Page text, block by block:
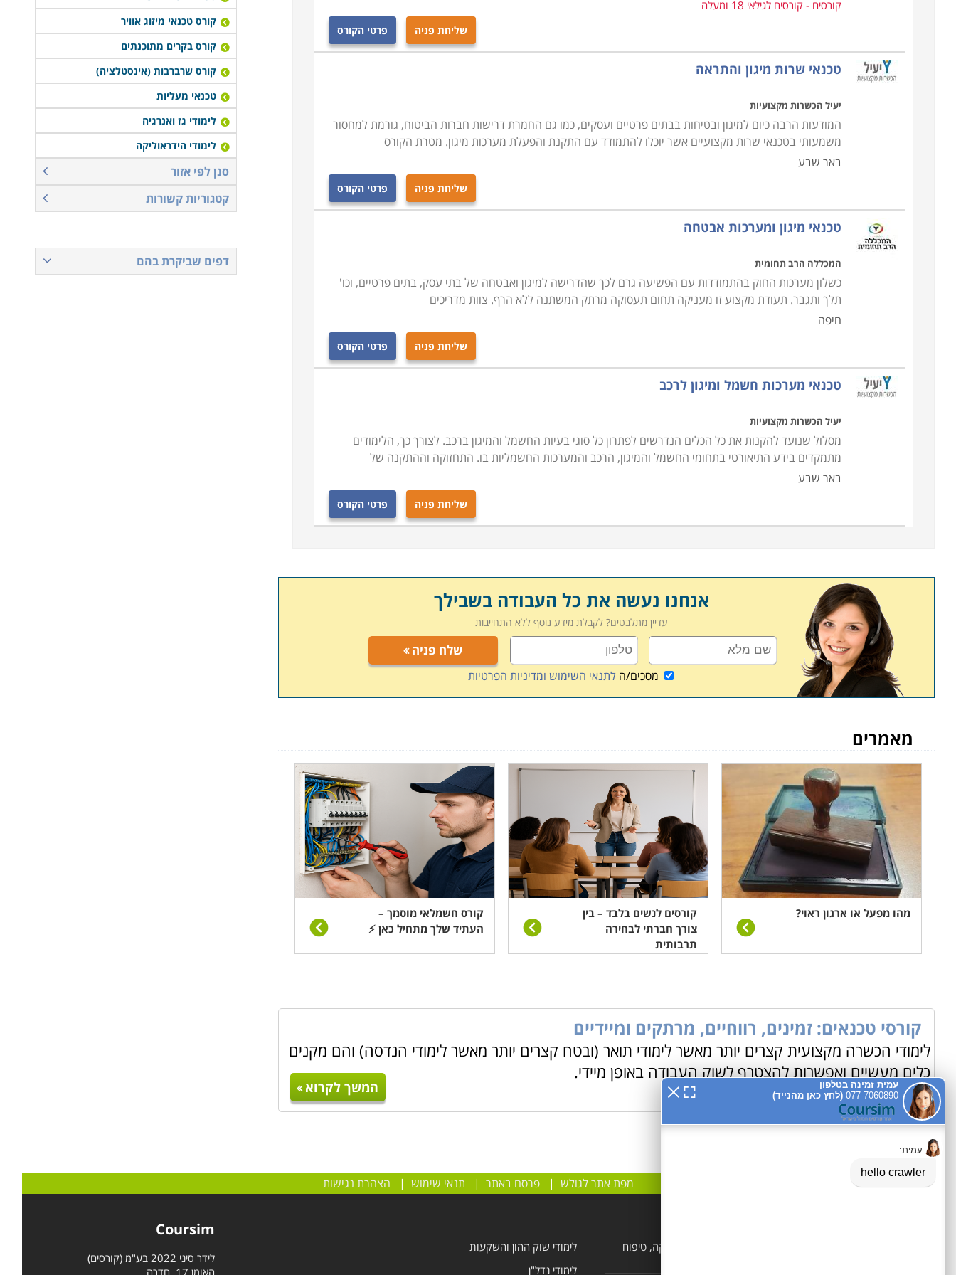
קורסים - קורסים לגילאי 18 ומעלה
שליחת פניה פרטי הקורס
טכנאי שרות מיגון והתראה
יעיל הכשרות מקצועיות
המודעות הרבה כיום למיגון ובטיחות בבתים פרטיים ועסקים, כמו גם החמרת דרישות חברות הביטוח, גורמת למחסור
משמעותי בטכנאי שרות מקצועיים אשר יוכלו להתמודד עם התקנת והפעלת מערכות מיגון. מטרת הקורס
באר שבע
שליחת פניה פרטי הקורס
טכנאי מיגון ומערכות אבטחה
המכללה הרב תחומית
כשלון מערכות החוק בהתמודדות עם הפשיעה גרם לכך שהדרישה למיגון ואבטחה של בתי עסק, בתים פרטיים, וכו'
תלך ותגבר. תעודת מקצוע זו מעניקה תחום תעסוקה מרתק המשתנה ללא הרף. צוות מדריכים
חיפה
שליחת פניה פרטי הקורס
טכנאי מערכות חשמל ומיגון לרכב
יעיל הכשרות מקצועיות
מסלול שנועד להקנות את כל הכלים הנדרשים לפתרון כל סוגי בעיות החשמל והמיגון ברכב. לצורך כך, הלימודים
מתמקדים בידע התיאורטי בתחומי החשמל והמיגון, הרכב והמערכות החשמליות בו. התחזוקה וההתקנה של
באר שבע
שליחת פניה פרטי הקורס
אנחנו נעשה את כל העבודה בשבילך
עדיין מתלבטים? לקבלת מידע נוסף ללא התחייבות
שלח פניה
מסכים/הלתנאי השימוש ומדיניות הפרטיות
מאמרים
מהו מפעל או ארגון ראוי?
קורסים לנשים בלבד – בין
צורך חברתי לבחירה
תרבותית
קורס חשמלאי מוסמך –
העתיד שלך מתחיל כאן ⚡
קורסי טכנאים: זמינים, רווחיים, מרתקים ומיידיים
לימודי הכשרה מקצועית קצרים יותר מאשר לימודי תואר (ובטח קצרים יותר מאשר לימודי הנדסה) והם מקנים
כלים מעשיים ואפשרות להצטרף לשוק העבודה באופן מיידי.
המשך לקרוא
קורס טכנאי מיזוג אוויר
קורס בקרים מתוכנתים
קורס שרברבות (אינסטלציה)
טכנאי מעליות
לימודי גז ואנרגיה
לימודי הידראוליקה
סנן לפי אזור
קטגוריות קשורות
דפים שביקרת בהם
מפת אתר לגולש |פרסם באתר | תנאי שימוש | הצהרת נגישות
לימודי קוסמטיקה, טיפוח
לימודי שוק ההון והשקעות
לימודי נדל"ן
Coursim
לידר סיני 2022 בע"מ (קורסים)
האומן 17, חדרה